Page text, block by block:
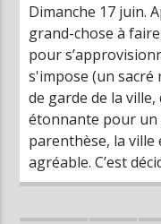
Dimanche 17 juin.
grand-chose à
pour
s'impose (un sacré
de garde de la ville,
étonnante pour un
parenthèse, la
agréable. C’est